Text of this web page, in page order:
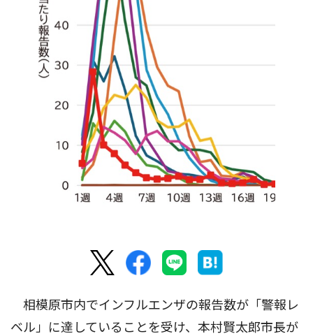
相模原市内でインフルエンザの報告数が「警報レ
ベル」に達していることを受け、本村賢太郎市長が